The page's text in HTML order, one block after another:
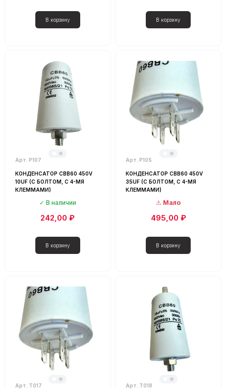
Арт. Р107
КОНДЕНСАТОР CBB60 450V
10UF (С БОЛТОМ, С 4-МЯ
КЛЕММАМИ)
В наличии
242,00 ₽
Арт. Р105
КОНДЕНСАТОР CBB60 450V
35UF (С БОЛТОМ, С 4-МЯ
КЛЕММАМИ)
Мало
495,00 ₽
Арт. Т017 Арт. Т018